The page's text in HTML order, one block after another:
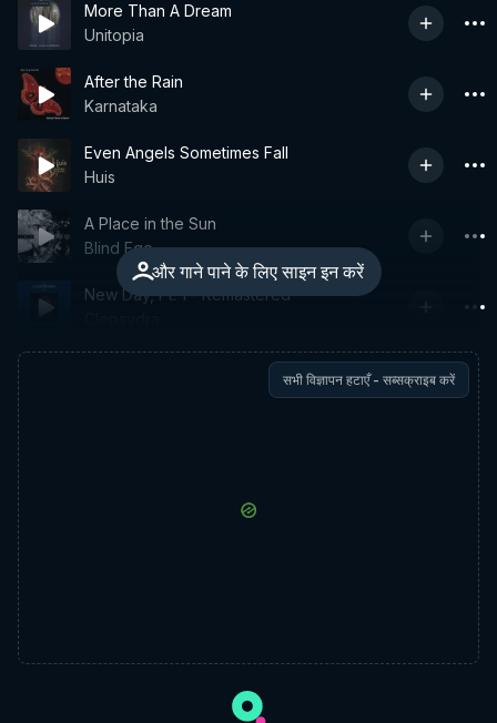
More Than A Dream
Unitopia
After the Rain
Karnataka
Even Angels Sometimes Fall
Huis
और गाने पाने के लिए साइन इन करें
A Place in the Sun
Blind Ego
New Day, Pt. 1 - Remastered
सभी विज्ञापन हटाएँ - सब्सक्राइब करें